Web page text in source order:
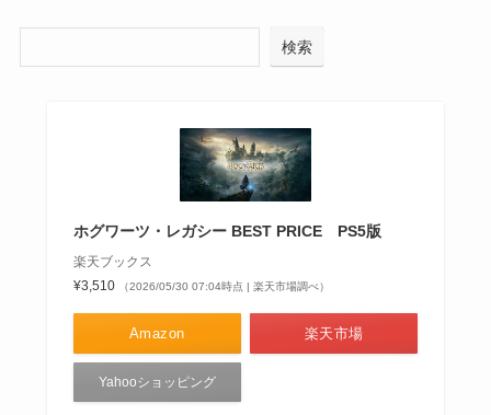
検索
ホグワーツ・レガシー BEST PRICE PS5版
楽天ブックス
¥3,510
（2026/05/30 07:04時点 | 楽天市場調べ）
Amazon 楽天市場
Yahooショッピング